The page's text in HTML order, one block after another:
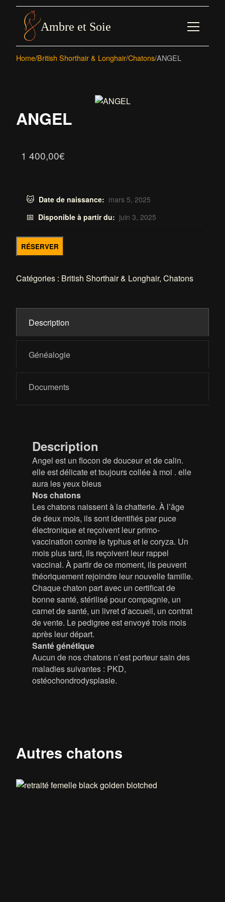
content
Ambre et Soie
Home/British Shorthair & Longhair/Chatons/ANGEL
ANGEL
1 400,00€
🐱 Date de naissance: mars 5, 2025
📅 Disponible à partir du: juin 3, 2025
quantité
de
RÉSERVER
Catégories : British Shorthair & Longhair, Chatons
Description
Généalogie
Documents
Description
Angel est un flocon de douceur et de calin.
elle est délicate et toujours collée à moi . elle
aura les yeux bleus
Nos chatons
Les chatons naissent à la chatterie. À l’âge
de deux mois, ils sont identifiés par puce
électronique et reçoivent leur primo-
vaccination contre le typhus et le coryza. Un
mois plus tard, ils reçoivent leur rappel
vaccinal. À partir de ce moment, ils peuvent
théoriquement rejoindre leur nouvelle famille.
Chaque chaton part avec un certificat de
bonne santé, stérilisé pour compagnie, un
carnet de santé, un livret d’accueil, un contrat
de vente. Le pedigree est envoyé trois mois
après leur départ.
Santé génétique
Aucun de nos chatons n’est porteur sain des
maladies suivantes : PKD,
ostéochondrodysplasie.
Autres chatons